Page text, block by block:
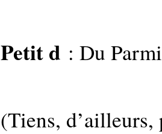
Petit d : Du
(Tiens, d’ailleurs,